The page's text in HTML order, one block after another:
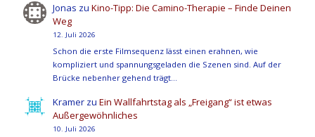
Jonas zuKino-Tipp: Die Camino-Therapie – Finde Deinen
Weg
12. Juli 2026
Schon die erste Filmsequenz lässt einen erahnen, wie
kompliziert und spannungsgeladen die Szenen sind. Auf der
Brücke nebenher gehend trägt…
Kramer zuEin Wallfahrtstag als „Freigang“ ist etwas
Außergewöhnliches
10. Juli 2026